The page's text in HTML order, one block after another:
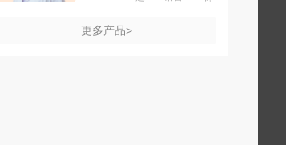
更多产品>